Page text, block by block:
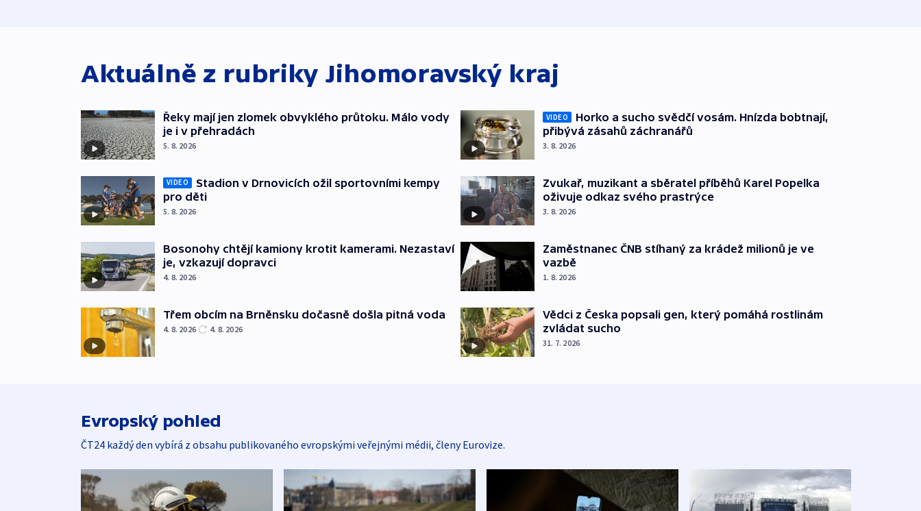
Aktuálně z rubriky Jihomoravský kraj
Řeky mají jen zlomek obvyklého průtoku. Málo vody
je i v přehradách
5. 8. 2026
VIDEO
Stadion v Drnovicích ožil sportovními kempy
pro děti
5. 8. 2026
Bosonohy chtějí kamiony krotit kamerami. Nezastaví
je, vzkazují dopravci
4. 8. 2026
Třem obcím na Brněnsku dočasně došla pitná voda
4. 8. 2026 4. 8. 2026
VIDEO
Horko a sucho svědčí vosám. Hnízda bobtnají,
přibývá zásahů záchranářů
3. 8. 2026
Zvukař, muzikant a sběratel příběhů Karel Popelka
oživuje odkaz svého prastrýce
3. 8. 2026
Zaměstnanec ČNB stíhaný za krádež milionů je ve
vazbě
1. 8. 2026
Vědci z Česka popsali gen, který pomáhá rostlinám
zvládat sucho
31. 7. 2026
Evropský pohled
ČT24 každý den vybírá z obsahu publikovaného evropskými veřejnými médii, členy Eurovize.